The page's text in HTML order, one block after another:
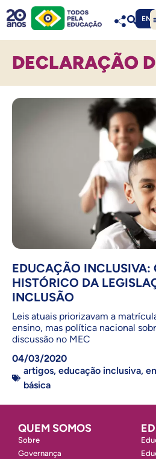
EN
DECLARAÇÃO
EDUCAÇÃO INCLUSIVA:
HISTÓRICO DA
INCLUSÃO
Leis atuais priorizavam a
ensino, mas política nacional
discussão no MEC
04/03/2020
artigos, educação inclusiva,
básica
QUEM SOMOS
Sobre
Governança